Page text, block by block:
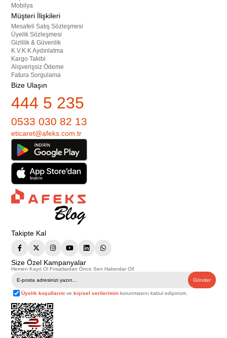
Mobilya
Müşteri İlişkileri
Mesafeli Satış Sözleşmesi
Üyelik Sözleşmesi
Gizlilik & Güvenlik
K.V.K.K Aydınlatma
Kargo Takibi
Alışverişsiz Ödeme
Fatura Sorgulama
Bize Ulaşın
444 5 235
0533 030 82 13
eticaret@afeks.com.tr
Takipte Kal
Size Özel Kampanyalar
Hemen Kayıt Ol Fırsatlardan Önce Sen Haberdar Ol!
Gönder
Üyelik koşullarını vekişisel verilerimin korunmasını kabul ediyorum.